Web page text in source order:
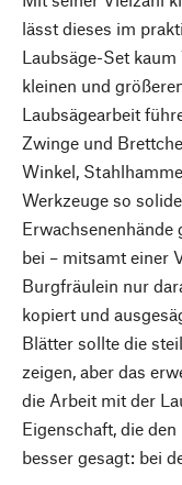
lässt dieses im
Laubsäge-Set
kleinen und
Laubsägearbeit
Zwinge und
Winkel,
Werkzeuge so
bei – mitsamt einer
Burgfräulein nur
kopiert und
Blätter sollte die
zeigen, aber das
die Arbeit mit der
Eigenschaft, die
besser gesagt: bei